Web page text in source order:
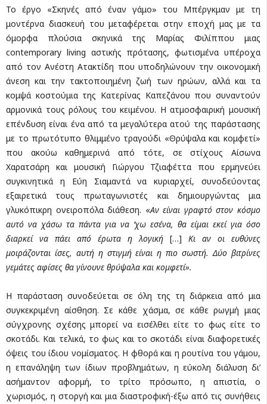
Το έργο «Σκηνές από έναν γάμο» του Μπέργκμαν με τη
μοντέρνα διασκευή του μεταφέρεται στην εποχή μας με τα
όμορφα πλούσια σκηνικά της Μαρίας Φιλίππου μιας
contemporary living αστικής πρότασης, φωτισμένα υπέροχα
από τον Ανέστη Ατακτίδη που υποδηλώνουν την οικονομική
άνεση και την τακτοποιημένη ζωή των ηρώων, αλλά και τα
κομψά κοστούμια της Κατερίνας Καπεζάνου που συναντούν
αρμονικά τους ρόλους του κειμένου. Η ατμοσφαιρική μουσική
επένδυση είναι ένα από τα μεγαλύτερα ατού της παράστασης
με το πρωτότυπο θλιμμένο τραγούδι «Θρύψαλα και κομφετί»
που ακούω καθημερινά από τότε, σε στίχους Αίσωνα
Χαρατσάρη και μουσική Γιώργου Τζιαφέττα που ερμηνεύει
συγκινητικά η Εύη Σιαμαντά να κυριαρχεί, συνοδεύοντας
εξαιρετικά τους πρωταγωνιστές και δημιουργώντας μια
γλυκόπικρη ονειροπόλα διάθεση. «Αν είναι γραφτό στον κόσμο
αυτό να χάσω τα πάντα για να ‘χω εσένα, θα είμαι εκεί για όσο
διαρκεί να πάει από έρωτα η λογική […] Κι αν οι ευθύνες
μοιράζονται ίσες, αυτή η στιγμή είναι η πιο σωστή. Δύο βιτρίνες
γεμάτες αφίσες θα γίνουνε θρύψαλα και κομφετί».
Η παράσταση συνοδεύεται σε όλη της τη διάρκεια από μια
συγκεκριμένη αίσθηση. Σε κάθε χάσμα, σε κάθε ρωγμή μιας
σύγχρονης σχέσης μπορεί να εισέλθει είτε το φως είτε το
σκοτάδι. Και τελικά, το φως και το σκοτάδι είναι διαφορετικές
όψεις του ίδιου νομίσματος. Η φθορά και η ρουτίνα του γάμου,
η επανάληψη των ίδιων προβλημάτων, η εύκολη διάλυση δι’
ασήμαντον αφορμή, το τρίτο πρόσωπο, η απιστία, ο
χωρισμός, η στοργή και μια διαστροφική-έξω από τις συνήθεις